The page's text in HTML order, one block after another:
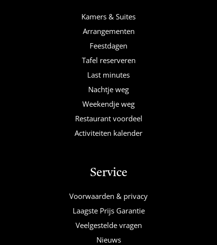
Kamers & Suites
Arrangementen
Feestdagen
Tafel reserveren
Last minutes
Nachtje weg
Weekendje weg
Restaurant voordeel
Activiteiten kalender
Service
Voorwaarden & privacy
Laagste Prijs Garantie
Veelgestelde vragen
Nieuws